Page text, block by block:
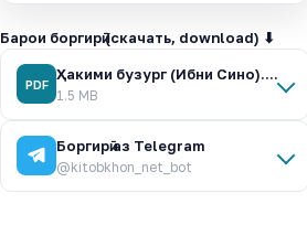
Барои боргирӣ (скачать, download) ⬇
PDF
Ҳакими бузург (Ибни Сино). Романи таърихӣ.pdf
1.5 MB
Боргирӣ аз Telegram
@kitobkhon_net_bot